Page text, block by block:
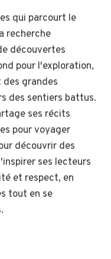
qui parcourt le
recherche
découvertes
pour l'exploration,
grandes
des sentiers battus.
ses récits
pour voyager
découvrir des
ses lecteurs
et respect, en
tout en se